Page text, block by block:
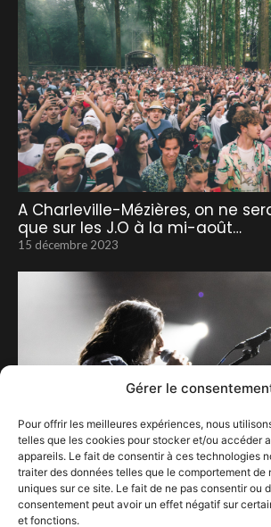
Gérer le
Pour offrir les meilleures expériences, nous
telles que les cookies pour stocker et/ou accéder
appareils. Le fait de consentir à ces technologies
traiter des données telles que le comportement de
uniques sur ce site. Le fait de ne pas consentir ou
consentement peut avoir un effet négatif sur
et fonctions.
A Charleville-Mézières, on ne
que sur les J.O à la mi-août…
15 décembre 2023